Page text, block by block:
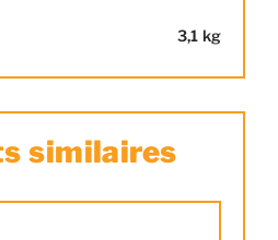
3,1 kg
similaires